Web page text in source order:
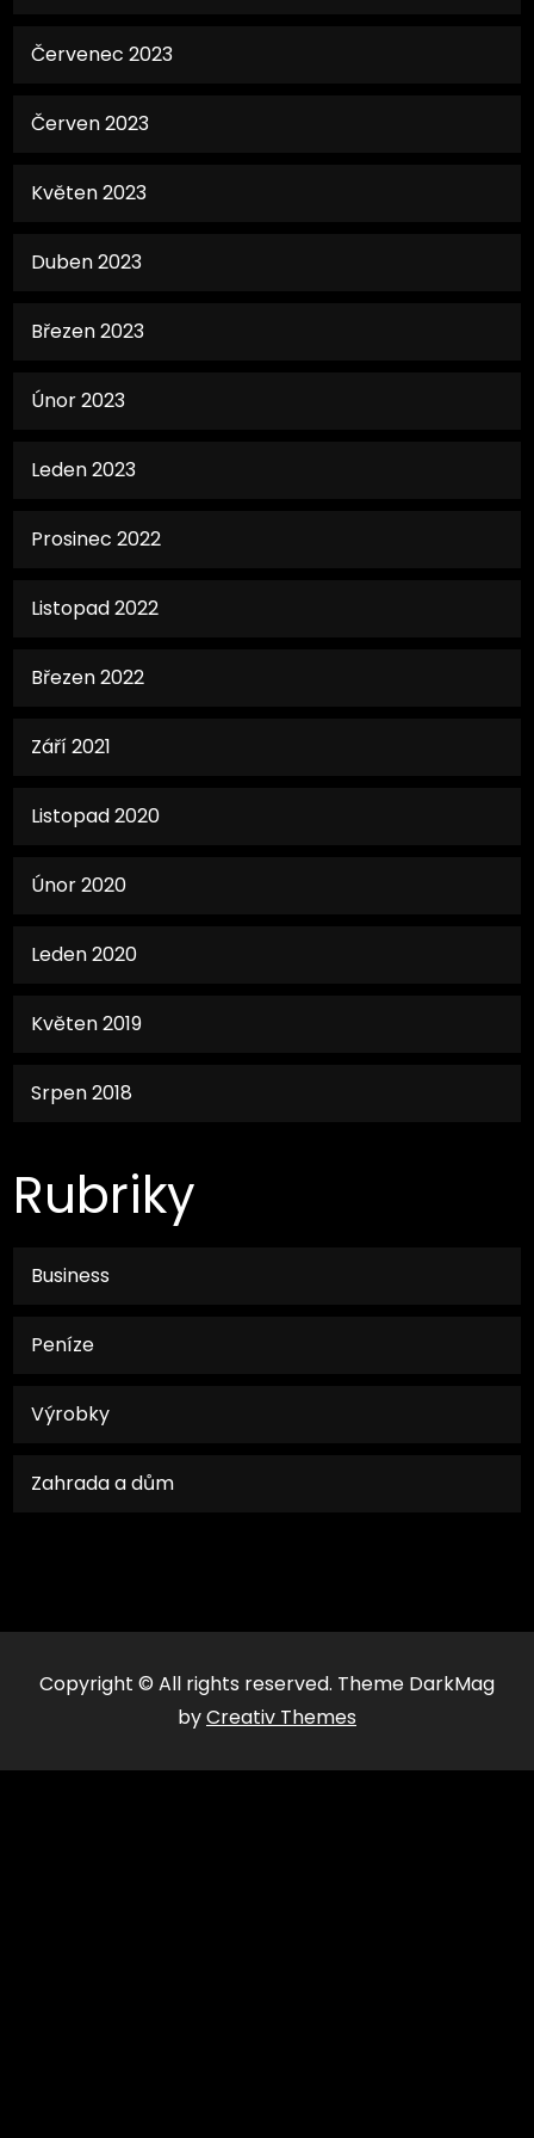
Červenec 2023
Červen 2023
Květen 2023
Duben 2023
Březen 2023
Únor 2023
Leden 2023
Prosinec 2022
Listopad 2022
Březen 2022
Září 2021
Listopad 2020
Únor 2020
Leden 2020
Květen 2019
Srpen 2018
Rubriky
Business
Peníze
Výrobky
Zahrada a dům
Copyright © All rights reserved. Theme DarkMag
byCreativ Themes